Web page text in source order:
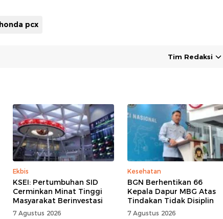
honda pcx
Tim Redaksi
Ekbis
KSEI: Pertumbuhan SID
Cerminkan Minat Tinggi
Masyarakat Berinvestasi
7 Agustus 2026
Kesehatan
BGN Berhentikan 66
Kepala Dapur MBG Atas
Tindakan Tidak Disiplin
7 Agustus 2026